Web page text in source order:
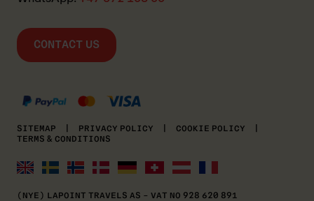
CONTACT US
SITEMAP PRIVACY POLICY COOKIE POLICY
TERMS & CONDITIONS
(NYE) LAPOINT TRAVELS AS – VAT NO 928 620 891